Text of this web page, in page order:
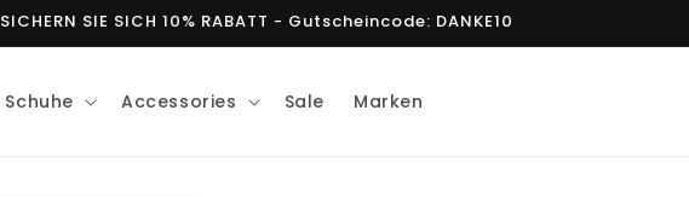
SICHERN SIE SICH 10% RABATT - Gutscheincode: DANKE10
Schuhe Accessories Sale Marken